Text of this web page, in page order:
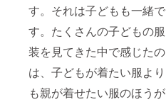
す。それは子どもも一緒で
す。たくさんの子どもの服
装を見てきた中で感じたの
は、子どもが着たい服より
も親が着せたい服のほうが